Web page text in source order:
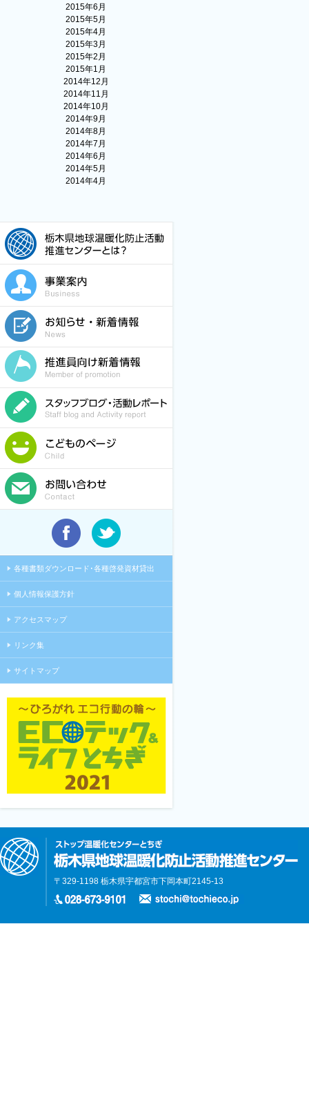
2015年6月
2015年5月
2015年4月
2015年3月
2015年2月
2015年1月
2014年12月
2014年11月
2014年10月
2014年9月
2014年8月
2014年7月
2014年6月
2014年5月
2014年4月
各種書類ダウンロード･各種啓発資材貸出
個人情報保護方針
アクセスマップ
リンク集
サイトマップ
〒329-1198 栃木県宇都宮市下岡本町2145-13